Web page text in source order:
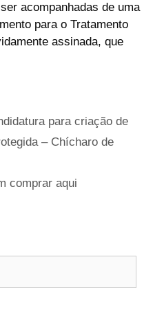
acompanhadas de uma
para o Tratamento
assinada, que
para criação de
– Chícharo de
comprar aqui